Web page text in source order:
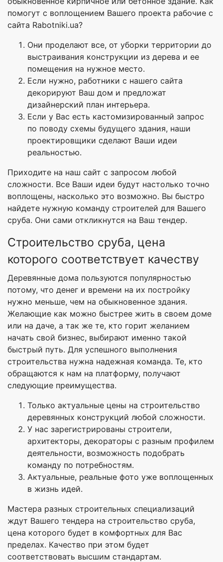
помогут с воплощением Вашего проекта рабочие с
сайта Rabotniki.ua?
Они проделают все, от уборки территории до
выстраивания конструкции из дерева и ее
помещения на нужное место.
Если нужно, работники с нашего сайта
декорируют Ваш дом и предложат
дизайнерский план интерьера.
Если у Вас есть кастомизированный запрос
по поводу схемы будущего здания, наши
проектировщики сделают Ваши идеи
реальностью.
Приходите на наш сайт с запросом любой
сложности. Все Ваши идеи будут настолько точно
воплощены, насколько это возможно. Вы быстро
найдете нужную команду строителей для Вашего
сруба. Они сами откликнутся на Ваш тендер.
Строительство сруба, цена
которого соответствует качеству
Деревянные дома пользуются популярностью
потому, что денег и времени на их постройку
нужно меньше, чем на обыкновенное здания.
Желающие как можно быстрее жить в своем доме
или на даче, а так же те, кто горит желанием
начать свой бизнес, выбирают именно такой
быстрый путь. Для успешного выполнения
строительства нужна надежная команда. Те, кто
обращаются к нам на платформу, получают
следующие преимущества.
Только актуальные цены на строительство
деревянных конструкций любой сложности.
У нас зарегистрированы строители,
архитекторы, декораторы с разным профилем
деятельности, возможность подобрать
команду по потребностям.
Актуальные, реальные фото уже воплощенных
в жизнь идей.
Мастера разных строительных специализаций
ждут Вашего тендера на строительство сруба,
цена которого будет в комфортных для Вас
пределах. Качество при этом будет
соответствовать высшим стандартам.